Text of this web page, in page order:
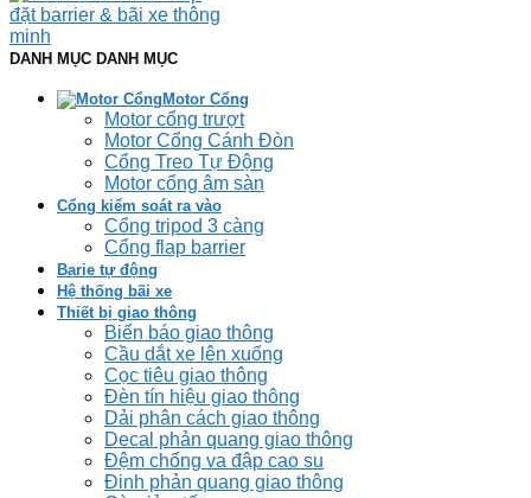
DANH MỤC DANH MỤC
Motor Cổng
Motor cổng trượt
Motor Cổng Cánh Đòn
Cổng Treo Tự Động
Motor cổng âm sàn
Cổng kiểm soát ra vào
Cổng tripod 3 càng
Cổng flap barrier
Barie tự động
Hệ thống bãi xe
Thiết bị giao thông
Biển báo giao thông
Cầu dắt xe lên xuống
Cọc tiêu giao thông
Đèn tín hiệu giao thông
Dải phân cách giao thông
Decal phản quang giao thông
Đệm chống va đập cao su
Đinh phản quang giao thông